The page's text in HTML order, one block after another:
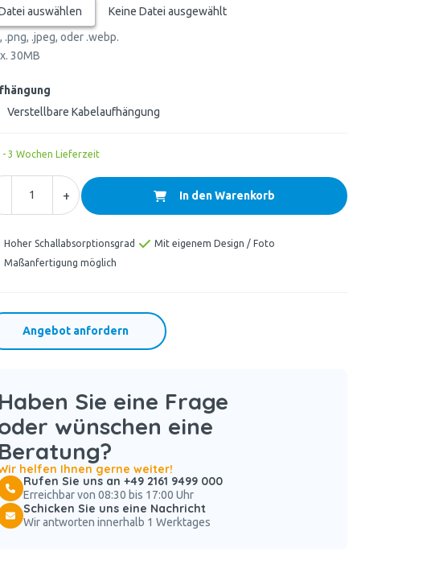
auswählen
Keine Datei ausgewählt
.png, .jpeg, oder .webp.
30MB
Verstellbare Kabelaufhängung
- 3 Wochen Lieferzeit
+ In den Warenkorb
Hoher Schallabsorptionsgrad
Mit eigenem Design / Foto
Maßanfertigung möglich
Angebot anfordern
Haben Sie eine Frage
wünschen eine
Beratung?
helfen Ihnen gerne weiter!
Rufen Sie uns an +49 2161 9499 000
Erreichbar von 08:30 bis 17:00 Uhr
Schicken Sie uns eine Nachricht
Wir antworten innerhalb 1 Werktages